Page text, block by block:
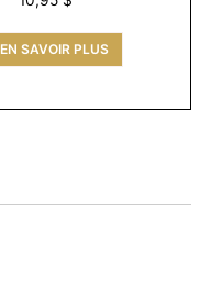
EN SAVOIR PLUS